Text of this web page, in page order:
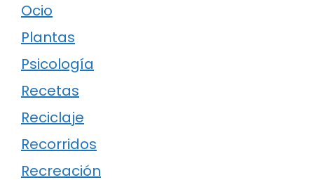
Ocio
Plantas
Psicología
Recetas
Reciclaje
Recorridos
Recreación